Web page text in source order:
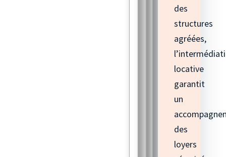
des
structures
agréées,
locative
garantit
un
des
loyers